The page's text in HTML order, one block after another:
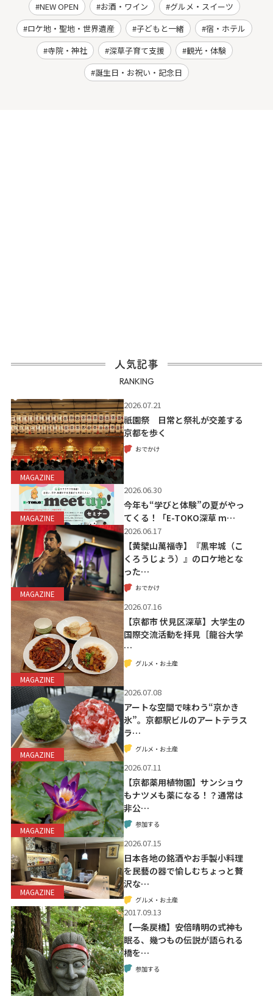
NEW OPEN お酒・ワイン
グルメ・スイーツ
ロケ地・聖地・世界遺産
子どもと一緒
宿・ホテル
寺院・神社
深草子育て支援
観光・体験
誕生日・お祝い・記念日
人気記事
RANKING
MAGAZINE
2026.07.21
祇園祭 日常と祭礼が交差する
京都を歩く
おでかけ
MAGAZINE
2026.06.30
今年も“学びと体験”の夏がやっ
てくる！「E-TOKO深草 m…
MAGAZINE
2026.06.17
【黄檗山萬福寺】『黒牢城（こ
くろうじょう）』のロケ地とな
った…
おでかけ
MAGAZINE
2026.07.16
【京都市 伏見区深草】大学生の
国際交流活動を拝見［龍谷大学
…
グルメ・お土産
MAGAZINE
2026.07.08
アートな空間で味わう“京かき
氷”。京都駅ビルのアートテラス
ラ…
グルメ・お土産
MAGAZINE
2026.07.11
【京都薬用植物園】サンショウ
もナツメも薬になる！？通常は
非公…
参加する
MAGAZINE
2026.07.15
日本各地の銘酒やお手製小料理
を民藝の器で愉しむちょっと贅
沢な…
グルメ・お土産
2017.09.13
【一条戻橋】安倍晴明の式神も
眠る、幾つもの伝説が語られる
橋を…
参加する